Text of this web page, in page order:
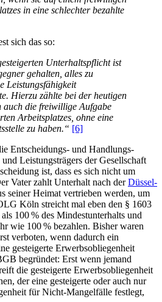
in eine schlechter bezahlte
sich das so:
Unter­halts­pflicht ist
gehalten, alles zu
Leistungs­fähigkeit
Hierzu zählte bei der heutigen
die freiwillige Aufgabe
Arbeitsplatzes, ohne eine
zu haben.“ [6]
Entscheidungs- und Handlungs­
Leistungs­trägers der Gesellschaft
ist, dass es sich nicht um
Vater zahlt Unterhalt nach derDüssel­
seiner Heimat vertrieben werden, um
Köln streicht mal eben den § 1603
100 % des Mindest­unterhalts und
wie 100 % bezahlen. Bisher waren
verboten, wenn dadurch ein
gesteigerte Erwerbs­obliegenheit
begründet: Erst wenn jemand
die gesteigerte Erwerbs­obliegenheit
der eine gesteigerte oder auch nur
für Nicht-Mangelfälle festlegt,